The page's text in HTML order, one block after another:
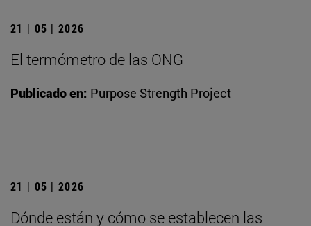
21 | 05 | 2026
El termómetro de las ONG
Publicado en: Purpose Strength Project
21 | 05 | 2026
Dónde están y cómo se establecen las